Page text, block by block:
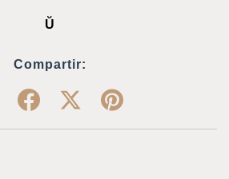
Ŭ
Compartir: